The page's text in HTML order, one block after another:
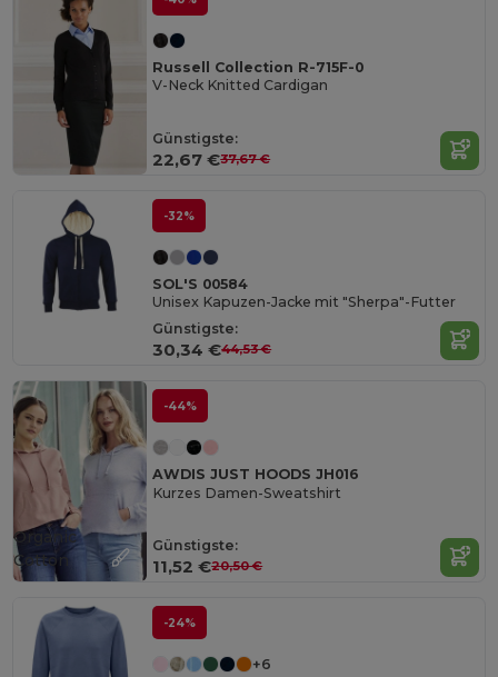
Russell Collection R-715F-0
V-Neck Knitted Cardigan
Günstigste:
22,67 €37,67 €
-32%
SOL'S 00584
Unisex Kapuzen-Jacke mit "Sherpa"-Futter
Günstigste:
30,34 €44,53 €
-44%
AWDIS JUST HOODS JH016
Kurzes Damen-Sweatshirt
Günstigste:
11,52 €20,50 €
Organic
Cotton
-24%
+6